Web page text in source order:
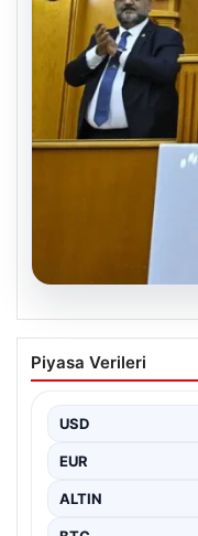
06.08.2026
İYİ Parti’den
Piyasa Verileri
USD
EUR
ALTIN